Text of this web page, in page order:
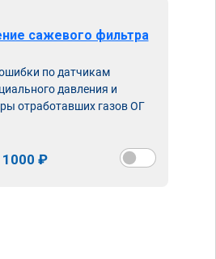
сажевого фильтра
по датчикам
давления и
отработавших газов ОГ
1000 ₽